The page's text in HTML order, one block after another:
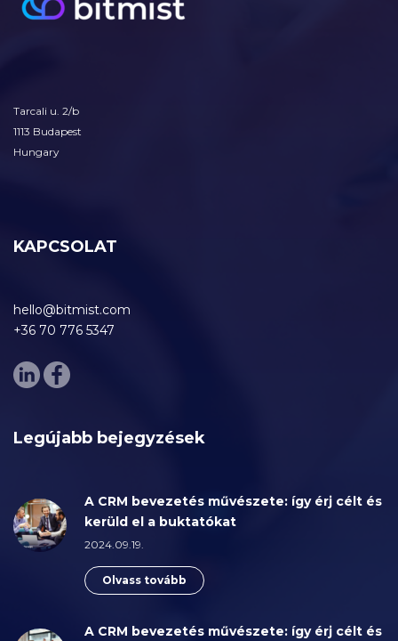
Tarcali u. 2/b
1113 Budapest
Hungary
KAPCSOLAT
hello@bitmist.com
+36 70 776 5347
Legújabb bejegyzések
A CRM bevezetés művészete: így érj célt és
kerüld el a buktatókat
2024.09.19.
Olvass tovább
A CRM bevezetés művészete: így érj célt és